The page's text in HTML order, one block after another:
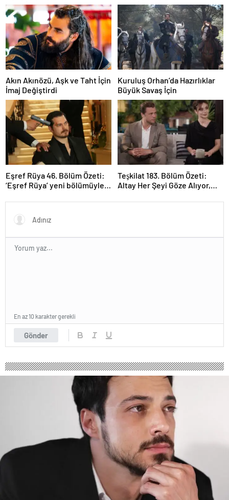
Akın Akınözü, Aşk ve Taht İçin
İmaj Değiştirdi
Kuruluş Orhan’da Hazırlıklar
Büyük Savaş İçin
Eşref Rüya 46. Bölüm Özeti:
‘Eşref Rüya’ yeni bölümüyle
Teşkilat 183. Bölüm Özeti:
Altay Her Şeyi Göze Alıyor,
Gönder
En az 10 karakter gerekli